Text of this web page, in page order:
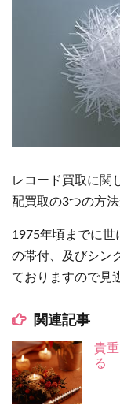
レコード買取に関
配買取の3つの方
1975年頃までに世
の帯付、及びシン
ておりますので見
関連記事
貴
る